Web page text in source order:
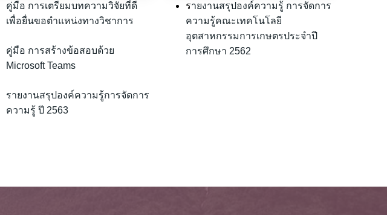
คู่มือ การเตรียมบทความวิจัยที่ดี
เพื่อยื่นขอตำแหน่งทางวิชาการ
คู่มือ การสร้างข้อสอบด้วย
Microsoft Teams
รายงานสรุปองค์ความรู้การจัดการ
ความรู้ ปี 2563
รายงานสรุปองค์ความรู้ การจัดการ
ความรู้คณะเทคโนโลยี
อุตสาหกรรมการเกษตรประจำปี
การศึกษา 2562